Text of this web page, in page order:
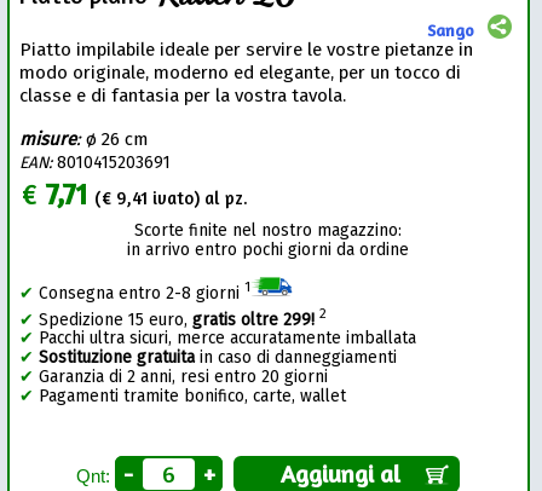
Sango
Piatto impilabile ideale per servire le vostre pietanze in
modo originale, moderno ed elegante, per un tocco di
classe e di fantasia per la vostra tavola.
misure:ø 26 cm
EAN:8010415203691
€7,71 (€ 9,41 ivato) al pz.
Scorte finite nel nostro magazzino:
in arrivo entro pochi giorni da ordine
✔ Consegna entro 2-8 giorni 1
✔ Spedizione 15 euro,gratis oltre 299! 2
✔ Pacchi ultra sicuri, merce accuratamente imballata
✔ Sostituzione gratuitain caso di danneggiamenti
✔ Garanzia di 2 anni, resi entro 20 giorni
✔ Pagamenti tramite bonifico, carte, wallet
Qnt: - + Aggiungi al